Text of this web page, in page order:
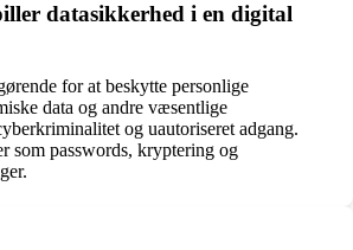
datasikkerhed i en digital
for at beskytte personlige
data og andre væsentlige
og uautoriseret adgang.
som passwords, kryptering og